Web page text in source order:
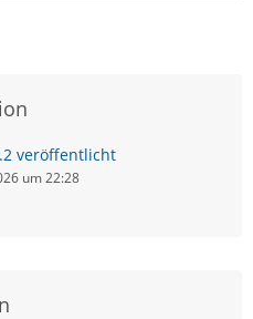
veröffentlicht
um 22:28